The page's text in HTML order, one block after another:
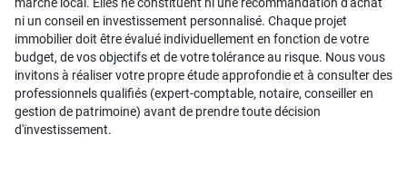
ni un conseil en investissement personnalisé. Chaque projet
immobilier doit être évalué individuellement en fonction de votre
budget, de vos objectifs et de votre tolérance au risque. Nous vous
invitons à réaliser votre propre étude approfondie et à consulter des
professionnels qualifiés (expert-comptable, notaire, conseiller en
gestion de patrimoine) avant de prendre toute décision
d'investissement.